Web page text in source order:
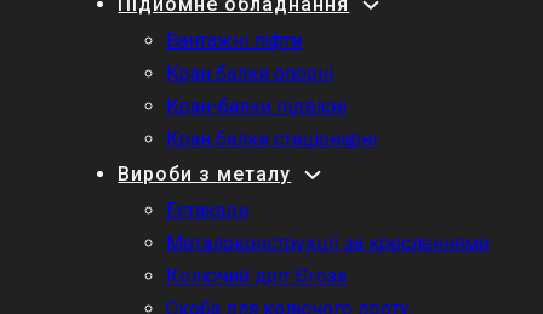
Підйомне обладнання
Вантажні ліфти
Кран балки опорні
Кран-балки підвісні
Кран балки стаціонарні
Вироби з металу
Естакади
Металоконструкції за кресленнями
Колючий дріт Єгоза
Скоба для колючого дроту